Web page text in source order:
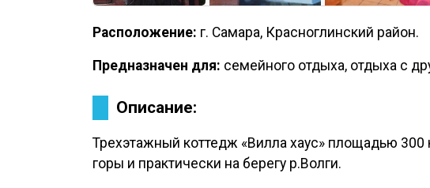
Расположение: г. Самара, Красноглинский район.
Предназначен для: семейного отдыха, отдыха с
Описание:
Трехэтажный коттедж «Вилла хаус» площадью
горы и практически на берегу р.Волги.